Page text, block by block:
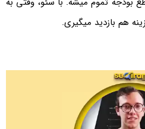
هم بازدید میگیری.